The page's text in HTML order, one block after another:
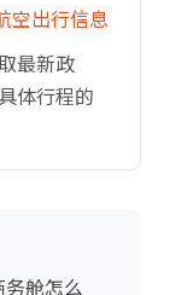
空出行信息
最新政
体行程的
舱怎么